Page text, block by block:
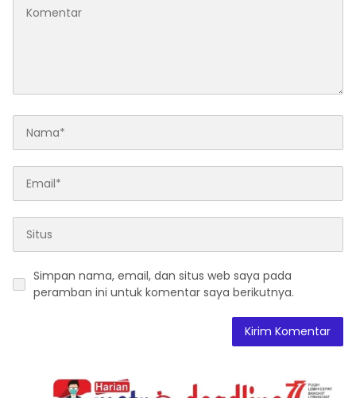
Simpan nama, email, dan situs web saya pada
peramban ini untuk komentar saya berikutnya.